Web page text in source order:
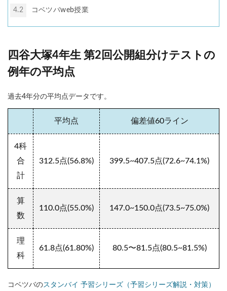
4.2 コベツバweb授業
四谷大塚4年生 第2回公開組分けテストの
例年の平均点
過去4年分の平均点データです。
平均点 偏差値60ライン
4科
合
計
312.5点(56.8%) 399.5~407.5点(72.6~74.1%)
算
数
110.0点(55.0%) 147.0~150.0点(73.5~75.0%)
理
科
61.8点(61.80%) 80.5〜81.5点(80.5~81.5%)
コベツバのスタンバイ 予習シリーズ（予習シリーズ解説・対策）